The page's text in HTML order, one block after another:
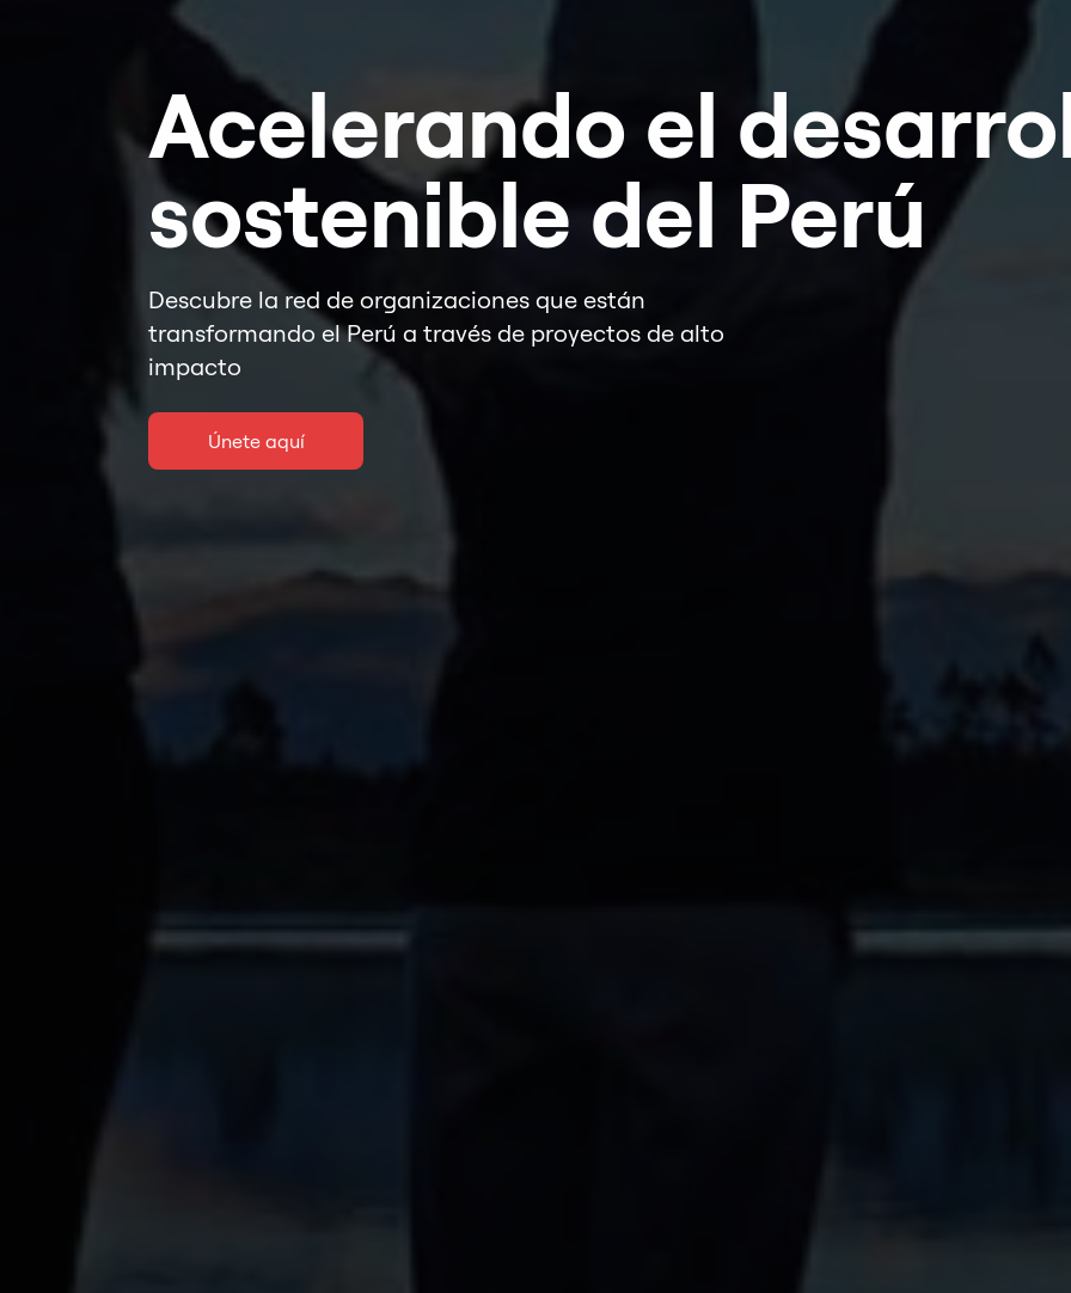
Acelerando el
sostenible del Perú
Descubre la red de organizaciones que están
transformando el Perú a través de proyectos de alto
impacto
Únete aquí